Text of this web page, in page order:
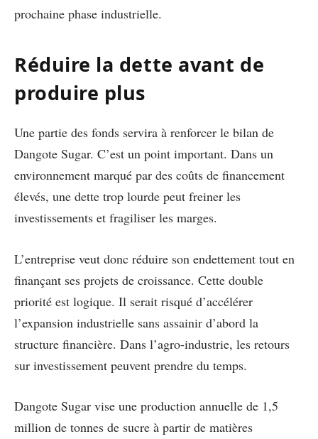
prochaine phase industrielle.
Réduire la dette avant de
produire plus
Une partie des fonds servira à renforcer le bilan de
Dangote Sugar. C’est un point important. Dans un
environnement marqué par des coûts de financement
élevés, une dette trop lourde peut freiner les
investissements et fragiliser les marges.
L’entreprise veut donc réduire son endettement tout en
finançant ses projets de croissance. Cette double
priorité est logique. Il serait risqué d’accélérer
l’expansion industrielle sans assainir d’abord la
structure financière. Dans l’agro-industrie, les retours
sur investissement peuvent prendre du temps.
Dangote Sugar vise une production annuelle de 1,5
million de tonnes de sucre à partir de matières